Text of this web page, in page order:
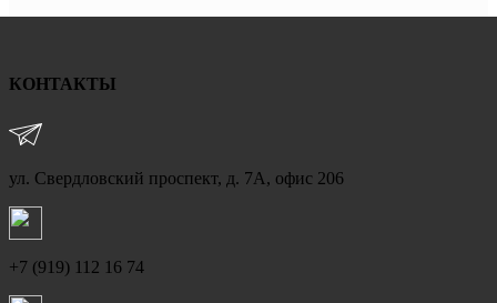
КОНТАКТЫ
ул. Свердловский проспект, д. 7А, офис 206
+7 (919) 112 16 74